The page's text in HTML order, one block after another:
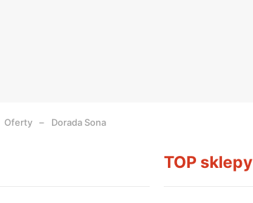
Oferty Dorada Sona
TOP sklepy